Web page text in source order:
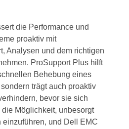
die Performance und
proaktiv mit
Analysen und dem richtigen
ProSupport Plus hilft
Behebung eines
trägt auch proaktiv
bevor sie sich
Möglichkeit, unbesorgt
einzuführen, und Dell EMC